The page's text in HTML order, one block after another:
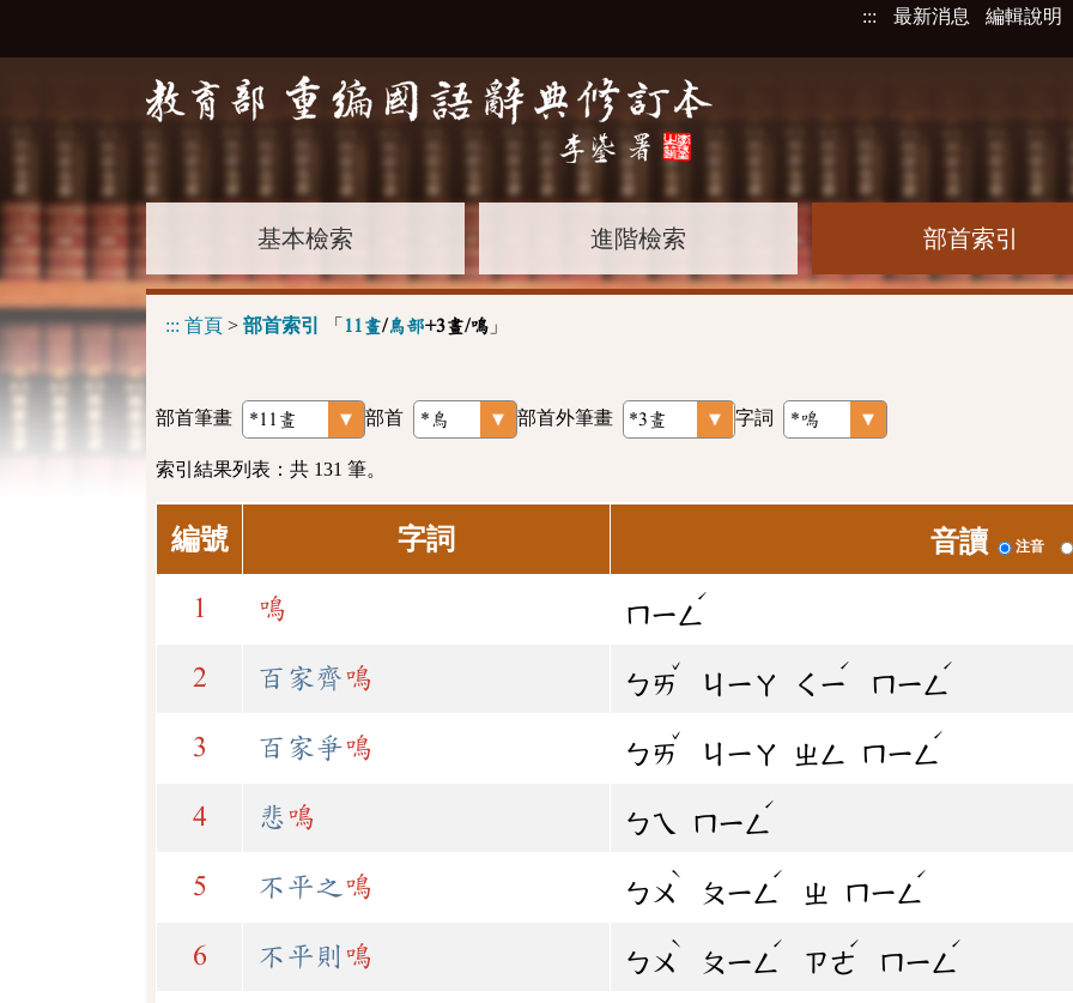
::: 最新消息 編輯說明
基本檢索 進階檢索 部首索引
::: 首頁 > 部首索引 「 11畫/鳥部+3畫/鳴 」
部首筆畫 部首 部首外筆畫 字詞
索引結果列表：共 131 筆。
編號 字詞 音讀 注音
1 鳴 ㄇㄧㄥ
ˊ
2 百家齊鳴 ㄅㄞ
ˇ
ㄐㄧㄚ ㄑㄧ
ˊ
ㄇㄧㄥ
ˊ
3 百家爭鳴 ㄅㄞ
ˇ
ㄐㄧㄚ ㄓㄥ ㄇㄧㄥ
ˊ
4 悲鳴 ㄅㄟ ㄇㄧㄥ
ˊ
5 不平之鳴 ㄅㄨ
ˋ
ㄆㄧㄥ
ˊ
ㄓ ㄇㄧㄥ
ˊ
6 不平則 鳴 ㄅㄨ
ˋ
ㄆㄧㄥ
ˊ
ㄗㄜ
ˊ
ㄇㄧㄥ
ˊ